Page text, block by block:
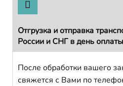
Отгрузка и отправка
России и СНГ в день оплаты
После обработки вашего
свяжется с Вами по